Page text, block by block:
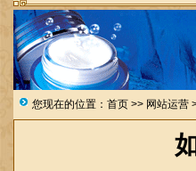
您现在的位置： 首页 >> 网站运营